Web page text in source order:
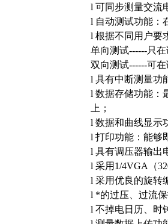
l 可同步测量交流
l 自动测试功能：
l 根据不同用户要
单向测试------只
双向测试------可
l 具有中断测量功
l 数据存储功能：
上；
l 数据和曲线显示
l 打印功能：能够
l 具有调压器输出
l 采用1/4VGA（
l 采用优良的旋转
l *的过压、过流
l 不掉电日历、时